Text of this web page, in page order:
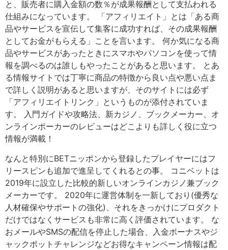
と、販売者に購入金額の数％が成果報酬として支払われる
仕組みになっています。 「アフィリエイト」とは「ある商
品やサービスを宣伝して集客に成功すれば、その成果報酬
としてお金がもらえる」ことを言います。 何か気になる商
品やサービスがあったときにスマホやパソコンを使って情
報を調べるのは誰しもやったことがあると思います。 とあ
る情報サイトでは丁寧に商品の特徴から良い点や悪い点ま
で詳しく説明があると思いますが、そのサイトには必ず
「アフィリエイトリンク」というものが添付されていま
す。 入門ガイドや攻略法、新カジノ、ブックメーカー、オ
ンラインポーカーのレビューはどこよりも詳しく役に立つ
情報が満載！
なんと特別にBETニッポンから登録したプレイヤーにはフ
リースピンも追加で進呈してくれるとの事。 コニベットは
2019年に設立した比較的新しいオンラインカジノ兼ブック
メーカーです。 2020年に運営体制を一新しており(優秀な
人材確保やサポートの強化)、それをきっかけにプロダクト
だけではなくサービスも非常に高く評価されています。 な
おメールやSMSの配信を停止した場合、入金ボーナスやジ
ャックポットチャレンジなどお得なキャンペーン情報は配